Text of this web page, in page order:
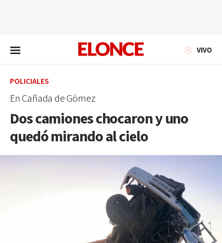
VIVO
POLICIALES
En Cañada de Gómez
Dos camiones chocaron y uno
quedó mirando al cielo